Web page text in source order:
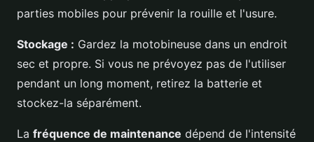
parties mobiles pour prévenir la rouille et l'usure.
Stockage : Gardez la motobineuse dans un endroit
sec et propre. Si vous ne prévoyez pas de l'utiliser
pendant un long moment, retirez la batterie et
stockez-la séparément.
La fréquence de maintenance dépend de l'intensité